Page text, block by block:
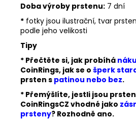
Doba výroby prstenu: 7 dní
* fotky jsou ilustrační, tvar
podle jeho velikosti
Tipy
* Přečtěte si, jak probíhá
CoinRings, jak se o šperk
prsten s patinou nebo bez.
* Přemýšlíte, jestli jsou
CoinRingsCZ vhodné jako
prsteny? Rozhodně ano.